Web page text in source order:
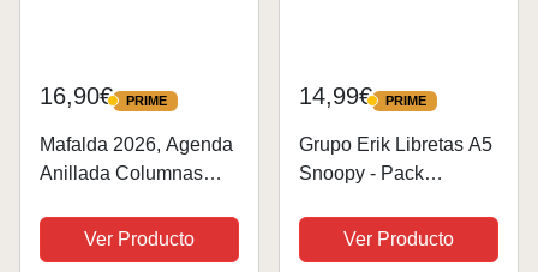
16,90€ PRIME
PRIME
Mafalda 2026, Agenda
Anillada Columnas
CALENDARIOS)
Ver Producto
14,99€ PRIME
PRIME
Grupo Erik Libretas A5
Snoopy - Pack
Cuadernos bonitos :
Cuaderno punteado +
Ver Producto